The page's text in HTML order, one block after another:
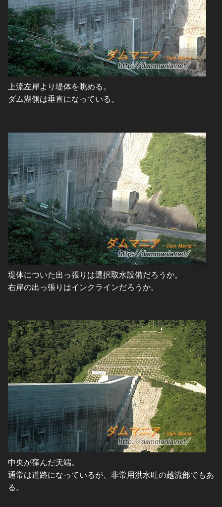
上流左岸より堤体を眺める。
ダム湖側は垂直になっている。
堤体についた出っ張りは選択取水設備だろうか。
右岸の出っ張りはインクラインだろうか。
中央が窪んだ天端。
通常は道路になっているが、非常用洪水吐の越流部でもあ
る。